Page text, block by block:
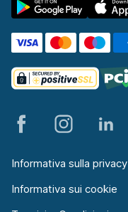
Informativa sulla privacy
Informativa sui cookie